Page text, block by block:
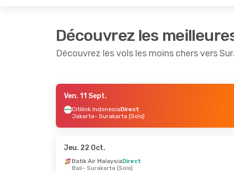
Découvrez les
Découvrez les vols les moins chers vers
- Jeu. 10 Sept.
- Surakarta (Solo)
-
Ven. 11 Sept.
Citilink IndonesiaDirect
Jakarta- Surakarta (Solo)
Jeu. 22 Oct.
Batik Air MalaysiaDirect
Bali- Surakarta (Solo)